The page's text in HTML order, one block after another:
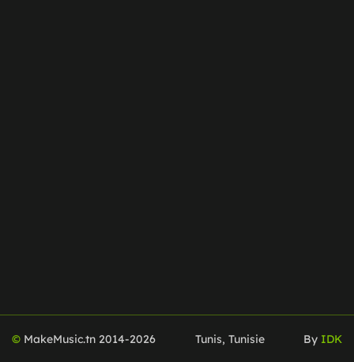
© MakeMusic.tn 2014-2026 Tunis, Tunisie By IDK